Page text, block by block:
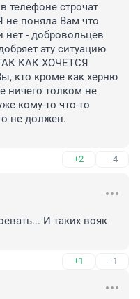
телефоне строчат
не поняла Вам что
нет - добровольцев
эту ситуацию
КАК ХОЧЕТСЯ
кто кроме как херню
ничего толком не
кому-то что-то
не должен.
+2 –4
И таких вояк
+1 –1